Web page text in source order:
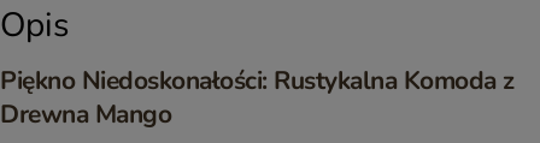
Opis
Piękno Niedoskonałości: Rustykalna Komoda z
Drewna Mango